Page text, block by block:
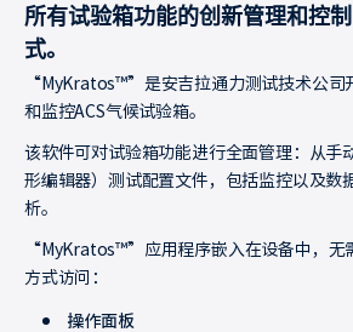
所有试验箱功能的创新管理和控
式。
“MyKratos™”是安吉拉通力测试技术公司
和监控ACS气候试验箱。
该软件可对试验箱功能进行全面管理：从手
形编辑器）测试配置文件，包括监控以及数
析。
“MyKratos™”应用程序嵌入在设备中，无
方式访问：
操作面板